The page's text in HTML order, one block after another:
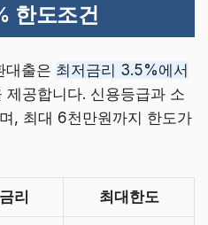
한도조건
대출은 최저금리 3.5%에서
제공합니다. 신용등급과 소
, 최대 6천만원까지 한도가
리 최대한도